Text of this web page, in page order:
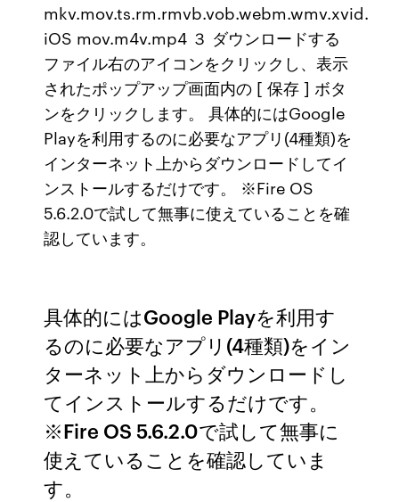
mkv.mov.ts.rm.rmvb.vob.webm.wmv.xvid.
iOS mov.m4v.mp4 ３ ダウンロードする
ファイル右のアイコンをクリックし、表示
されたポップアップ画面内の [ 保存 ] ボタ
ンをクリックします。 具体的にはGoogle
Playを利用するのに必要なアプリ(4種類)を
インターネット上からダウンロードしてイ
ンストールするだけです。 ※Fire OS
5.6.2.0で試して無事に使えていることを確
認しています。
具体的にはGoogle Playを利用す
るのに必要なアプリ(4種類)をイン
ターネット上からダウンロードし
てインストールするだけです。
※Fire OS 5.6.2.0で試して無事に
使えていることを確認していま
す。